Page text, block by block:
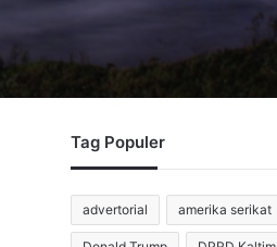
Tag Populer
advertorial amerika serikat